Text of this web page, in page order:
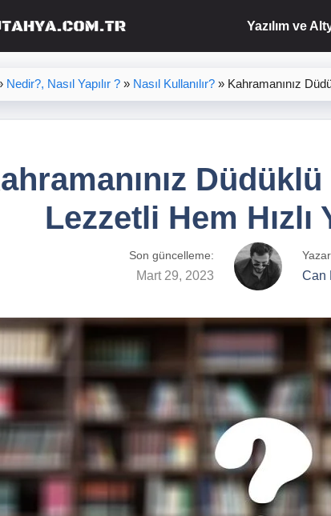
Yazılım ve
Nedir?, Nasıl Yapılır ? » Nasıl Kullanılır? » Kahramanınız
Lezzetli Hem Hızlı
Son güncelleme:
Mart 29, 2023
Yazar
Can